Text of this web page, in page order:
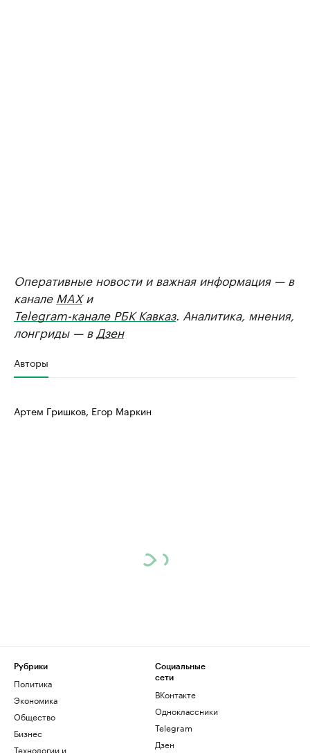
Оперативные новости и важная информация — в
канале MAXи
Telegram-канале РБК Кавказ. Аналитика, мнения,
лонгриды — в Дзен
Авторы
Артем Гришков, Егор Маркин
Рубрики
Политика
Экономика
Общество
Бизнес
Технологии и
Социальные
сети
ВКонтакте
Одноклассники
Telegram
Дзен